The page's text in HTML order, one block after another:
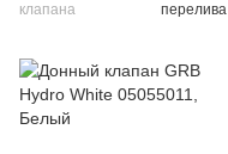
клапана
перелива